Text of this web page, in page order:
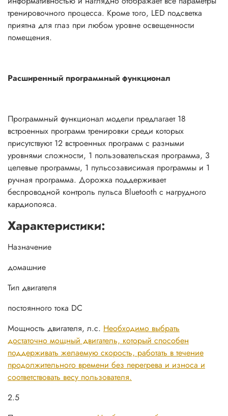
тренировочного процесса. Кроме того, LED подсветка
приятна для глаз при любом уровне освещенности
помещения.
Расширенный программный функционал
Программный функционал модели предлагает 18
встроенных программ тренировки среди которых
присутствуют 12 встроенных программ с разными
уровнями сложности, 1 пользовательская программа, 3
целевые программы, 1 пульсозависимая программы и 1
ручная программа. Дорожка поддерживает
беспроводной контроль пульса Bluetooth с нагрудного
кардиопояса.
Характеристики:
Назначение
домашние
Тип двигателя
постоянного тока DC
Мощность двигателя, л.с. Необходимо выбрать
достаточно мощный двигатель, который способен
поддерживать желаемую скорость, работать в течение
продолжительного времени без перегрева и износа и
соответствовать весу пользователя.
2.5